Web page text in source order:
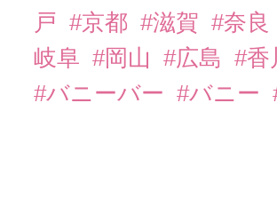
戸 #京都 #滋賀 #奈良
岐阜 #岡山 #広島 #香
#バニーバー #バニー